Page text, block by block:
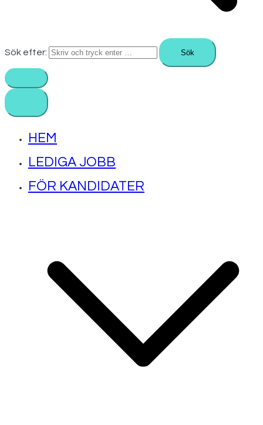
Sök efter:
HEM
LEDIGA JOBB
FÖR KANDIDATER